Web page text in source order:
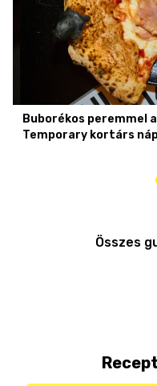
Buborékos peremmel
Temporary kortárs
Összes